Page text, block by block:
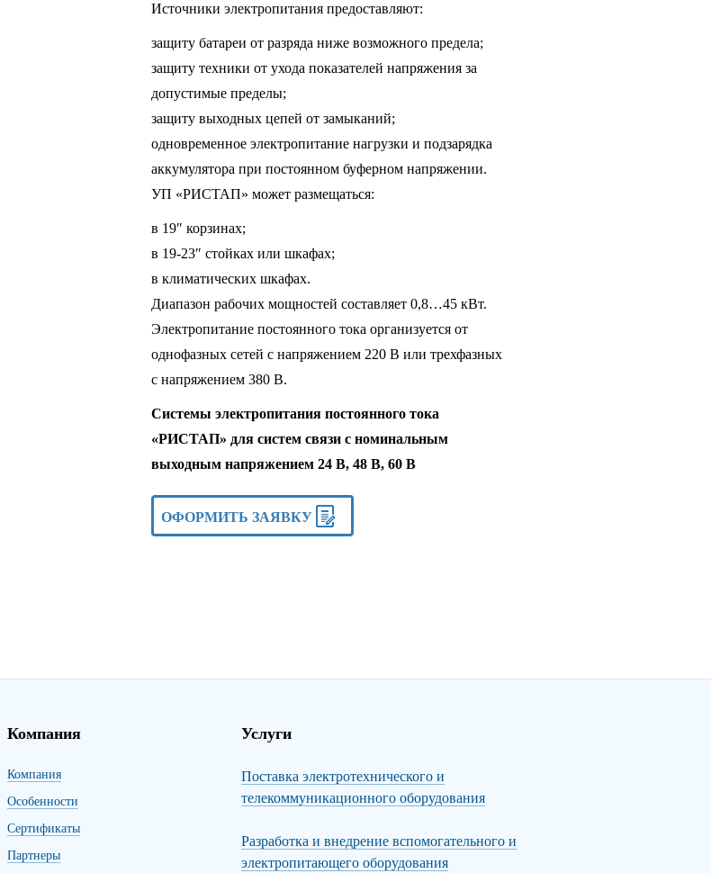
Источники электропитания предоставляют:
защиту батареи от разряда ниже возможного предела;
защиту техники от ухода показателей напряжения за
допустимые пределы;
защиту выходных цепей от замыканий;
одновременное электропитание нагрузки и подзарядка
аккумулятора при постоянном буферном напряжении.
УП «РИСТАП» может размещаться:
в 19″ корзинах;
в 19-23″ стойках или шкафах;
в климатических шкафах.
Диапазон рабочих мощностей составляет 0,8…45 кВт.
Электропитание постоянного тока организуется от
однофазных сетей с напряжением 220 В или трехфазных
с напряжением 380 В.
Системы электропитания постоянного тока
«РИСТАП» для систем связи с номинальным
выходным напряжением 24 В, 48 В, 60 В
ОФОРМИТЬ ЗАЯВКУ
Компания
Компания
Особенности
Сертификаты
Партнеры
Услуги
Поставка электротехнического и
телекоммуникационного оборудования
Разработка и внедрение вспомогательного и
электропитающего оборудования